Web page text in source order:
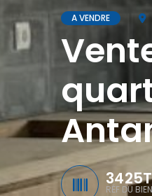
A VENDRE
3425T
RÉF DU BIEN